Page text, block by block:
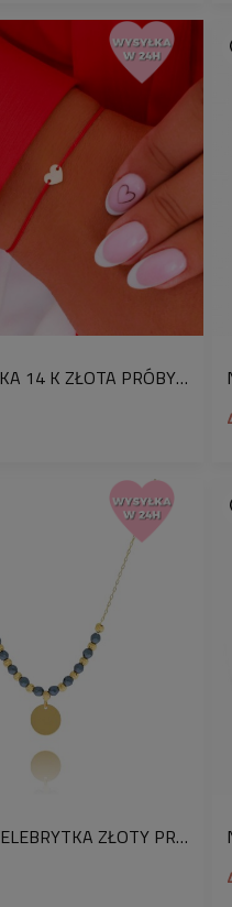
BRANSOLETKA 14 K ZŁOTA PRÓBY 585 JEDWABNA NIĆ SERCE
NASZYJNIK CELEBRYTKA ZŁOTY PRÓBA 585 KÓŁECZKO KORALIKI